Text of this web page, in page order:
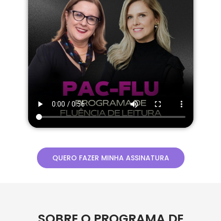
QUERO FAZER MINHA ASSINATURA